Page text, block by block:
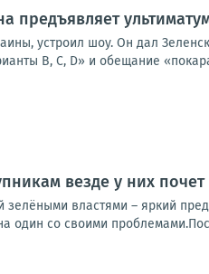
предъявляет
устроил шоу. Он дал
B, C, D» и обещание
везде у них почет
властями – яркий
один со своими